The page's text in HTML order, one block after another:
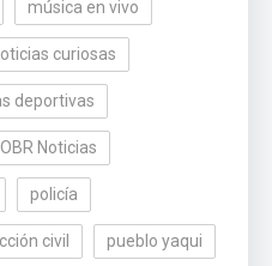
música en vivo
curiosas
deportivas
OBR Noticias
policía
civil pueblo yaqui